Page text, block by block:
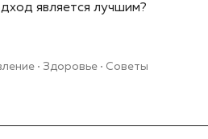
является лучшим?
Здоровье Советы